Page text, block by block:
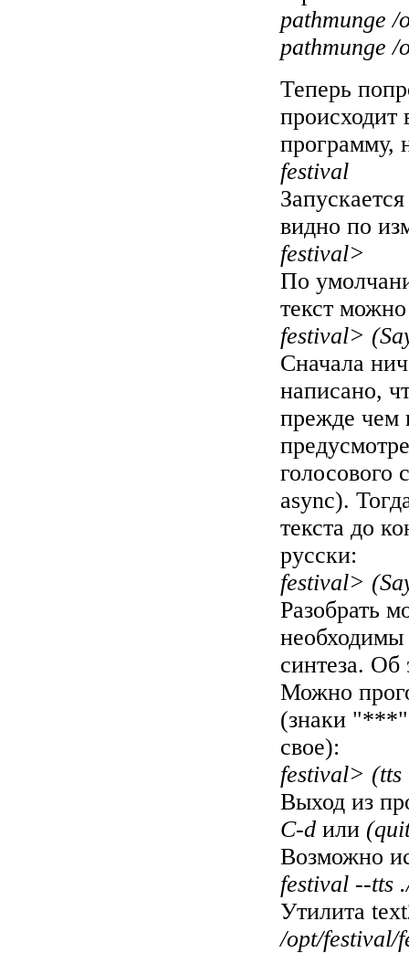
pathmunge /
pathmunge
Теперь
происходит
программу,
festival
видно по
festival>
По
текст
festival>
Сначала
написано,
прежде чем
голосового
async).
текста до
русски:
festival>
Разобрать
необходимы
синтеза.
Можно
(знаки "***",
свое):
festival>
Выход из
C-d или
Возможно
festival --tts
Утилита
/opt/festival/